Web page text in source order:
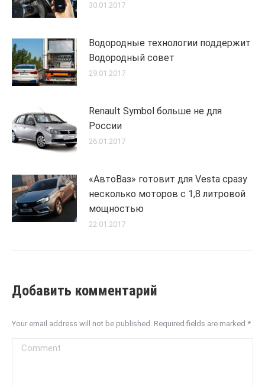
30.01.2017
Водородные технологии поддержит
Водородный совет
29.01.2017
Renault Symbol больше не для
России
26.01.2017
«АвтоВаз» готовит для Vesta сразу
несколько моторов с 1,8 литровой
мощностью
22.01.2017
Добавить комментарий
Your email address will not be published. Required fields are marked *
Comment